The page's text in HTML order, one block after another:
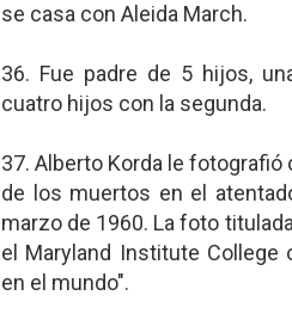
se casa con Aleida March.
36. Fue padre de 5 hijos,
cuatro hijos con la segunda.
37. Alberto Korda le
de los muertos en el
marzo de 1960. La foto
el Maryland Institute
en el mundo".